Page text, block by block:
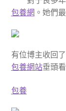
包養網 。她們
有位博主收回
包養網站垂頭
包養